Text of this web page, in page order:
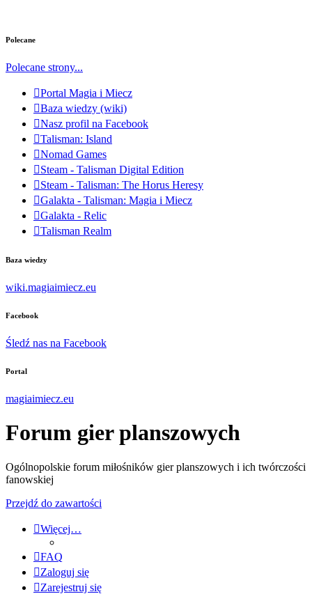
Polecane
Polecane strony...
Portal Magia i Miecz
Baza wiedzy (wiki)
Nasz profil na Facebook
Talisman: Island
Nomad Games
Steam - Talisman Digital Edition
Steam - Talisman: The Horus Heresy
Galakta - Talisman: Magia i Miecz
Galakta - Relic
Talisman Realm
Baza wiedzy
wiki.magiaimiecz.eu
Facebook
Śledź nas na Facebook
Portal
magiaimiecz.eu
Forum gier planszowych
Ogólnopolskie forum miłośników gier planszowych i ich twórczości
fanowskiej
Przejdź do zawartości
Więcej…
FAQ
Zaloguj się
Zarejestruj się